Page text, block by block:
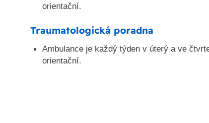
orientační.
Traumatologická poradna
Ambulance je každý týden v úterý a ve
orientační.